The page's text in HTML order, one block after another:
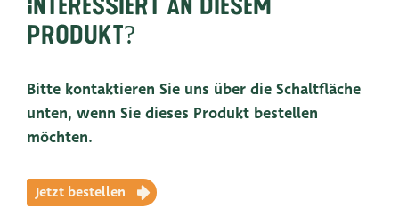
Interessiert an diesem
Produkt?
Bitte kontaktieren Sie uns über die Schaltfläche
unten, wenn Sie dieses Produkt bestellen
möchten.
Jetzt bestellen